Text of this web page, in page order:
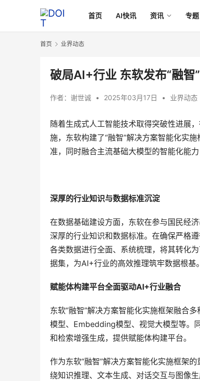
首页 AI快讯 资讯 专题
首页 业界动态
破局AI+行业 东软发布“融智
作者： 谢世诚 • 2025年03月17日 • 业界动态
随着生成式人工智能技术取得突破性进展
施，东软构建了“融智”解决方案智能化实
准，同时融合主流基础大模型的智能化能
深厚的行业知识与数据标准沉淀
在数据基础建设方面，东软在参与国民经
深厚的行业知识和数据标准。在确保严格
各类数据进行全面、系统梳理，将其转化
据集，为AI+行业的高效推理筑牢数据根基。
赋能体构建平台全面驱动AI+行业融合
东软“融智”解决方案智能化实施框架融合
模型、Embedding模型、视觉大模型等。
和检索增强生成，提供赋能体构建平台。
作为东软“融智”解决方案智能化实施框架
绕知识推理、文本生成、对话交互与图像